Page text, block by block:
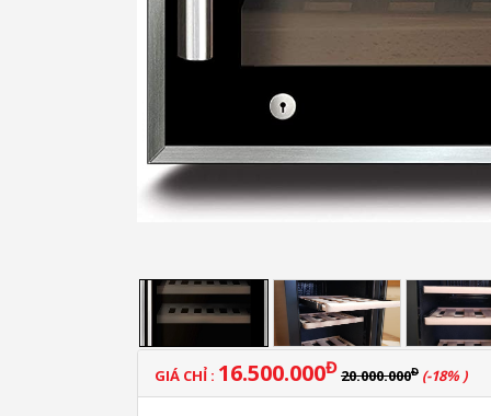
GIÁ CHỈ : 16.500.000Đ20.000.000Đ (-18% )